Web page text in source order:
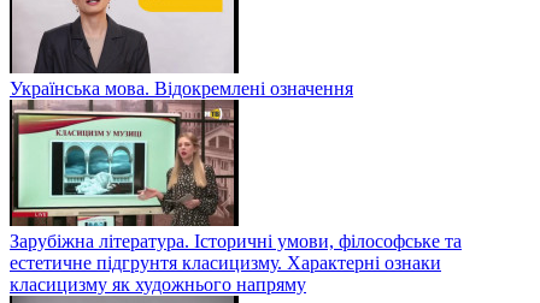
Українська мова. Відокремлені означення
Зарубіжна література. Історичні умови, філософське та
естетичне підгрунтя класицизму. Характерні ознаки
класицизму як художнього напряму